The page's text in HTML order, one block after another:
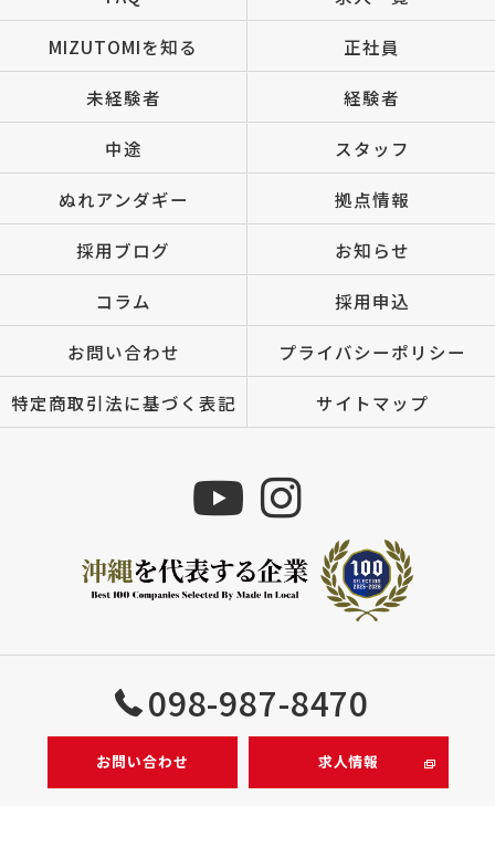
098-987-8470
お問い合わせ 求人情報
MIZUTOMIを知る 正社員
未経験者 経験者
中途 スタッフ
ぬれアンダギー 拠点情報
採用ブログ お知らせ
コラム 採用申込
お問い合わせ プライバシーポリシー
特定商取引法に基づく表記 サイトマップ